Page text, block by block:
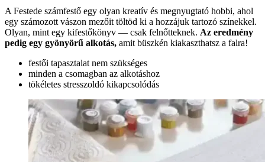
A Festede számfestő egy olyan kreatív és megnyugtató hobbi, ahol
egy számozott vászon mezőit töltöd ki a hozzájuk tartozó színekkel.
Olyan, mint egy kifestőkönyv — csak felnőtteknek. Az eredmény
pedig egy gyönyörű alkotás, amit büszkén kiakaszthatsz a falra!
festői tapasztalat nem szükséges
minden a csomagban az alkotáshoz
tökéletes stresszoldó kikapcsolódás